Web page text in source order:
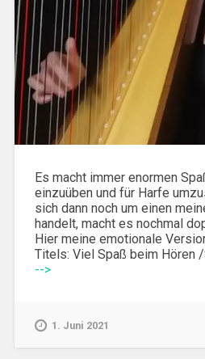
Es macht immer enormen
einzuüben und für Harfe
sich dann noch um einen
handelt, macht es nochmal
Hier meine emotionale
Titels: Viel Spaß beim Hören
-->
1. Juni 2021